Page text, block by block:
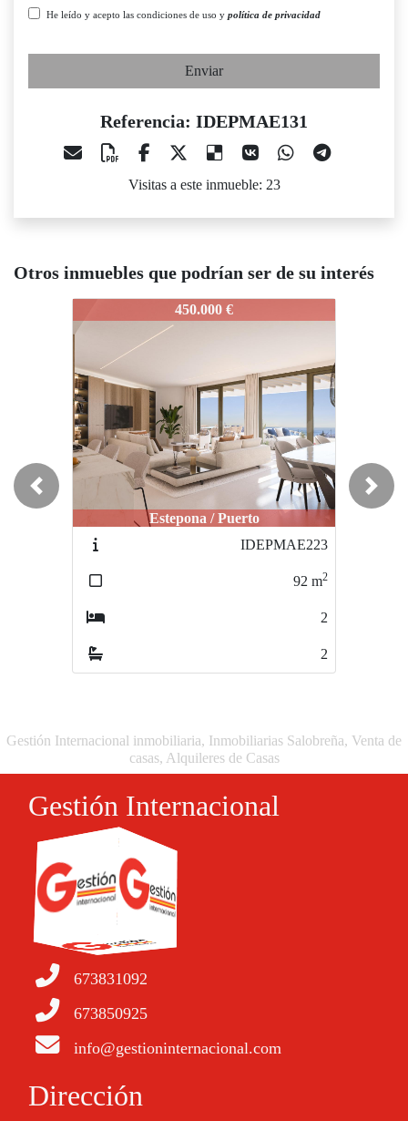
He leído y acepto las condiciones de uso y política de privacidad
Enviar
Referencia: IDEPMAE131
Visitas a este inmueble: 23
Otros inmuebles que podrían ser de su interés
IDEPMAE131390.000 €
Estepona / Puerto
IDEPMAE414
87m2
1
2
Previous Next
Gestión Internacional inmobiliaria, Inmobiliarias Salobreña, Venta de
casas, Alquileres de Casas
Gestión Internacional
673831092
673850925
info@gestioninternacional.com
Dirección